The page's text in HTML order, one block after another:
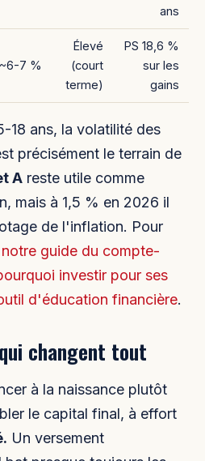
ans
~6-7 %
Élevé
(court
terme)
PS 18,6 %
sur les
gains
18 ans, la volatilité des
précisément le terrain de
A reste utile comme
mais à 1,5 % en 2026 il
de l'inflation. Pour
notre guide du compte-
investir pour ses
d'éducation financière.
changent tout
à la naissance plutôt
le capital final, à effort
Un versement